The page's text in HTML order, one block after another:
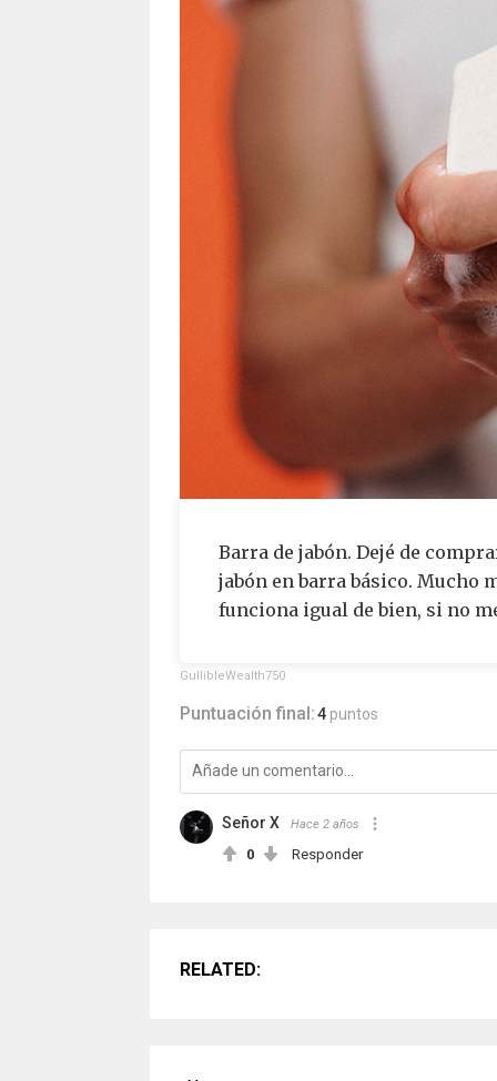
Barra de jabón. Dejé de
jabón en barra básico. Mucho
funciona igual de bien, si no
GullibleWealth750
Puntuación final:4 puntos
Señor X Hace 2 años
0 Responder
RELATED: